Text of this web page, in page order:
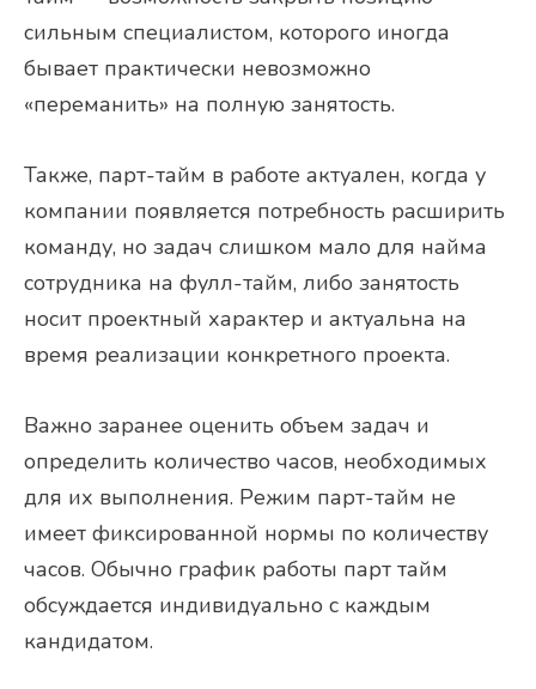
сильным специалистом, которого иногда
бывает практически невозможно
«переманить» на полную занятость.
Также, парт-тайм в работе актуален, когда у
компании появляется потребность расширить
команду, но задач слишком мало для найма
сотрудника на фулл-тайм, либо занятость
носит проектный характер и актуальна на
время реализации конкретного проекта.
Важно заранее оценить объем задач и
определить количество часов, необходимых
для их выполнения. Режим парт-тайм не
имеет фиксированной нормы по количеству
часов. Обычно график работы парт тайм
обсуждается индивидуально с каждым
кандидатом.